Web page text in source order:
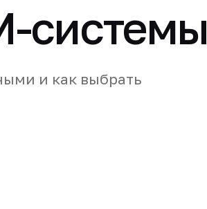
системы
и как выбрать